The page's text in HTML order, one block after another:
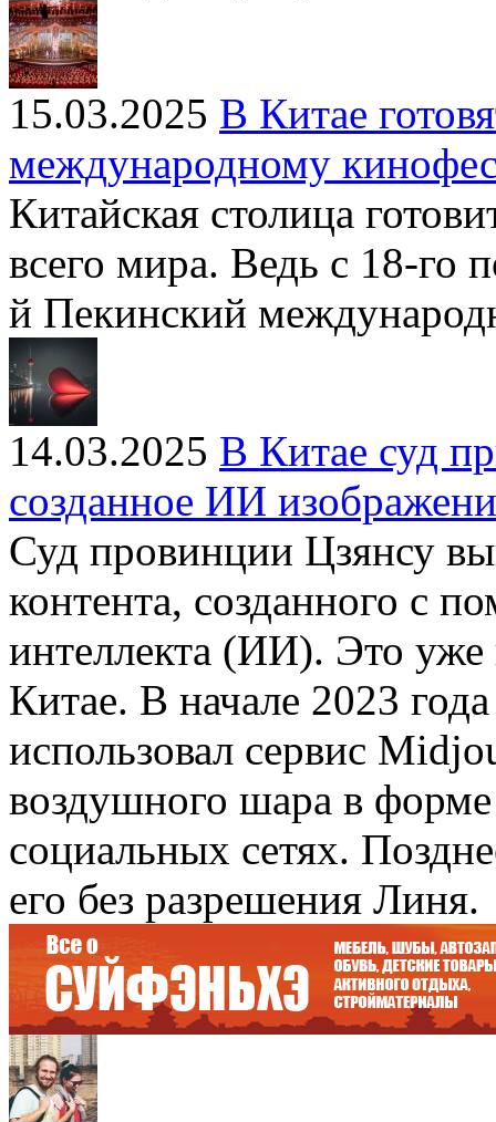
15.03.2025 В Китае
международному
Китайская столица
всего мира. Ведь с 18-го
й Пекинский
14.03.2025 В Китае суд
созданное ИИ
Суд провинции Цзянсу
контента, созданного с
интеллекта (ИИ). Это уже
Китае. В начале 2023
использовал сервис
воздушного шара в
социальных сетях.
его без разрешения Линя.